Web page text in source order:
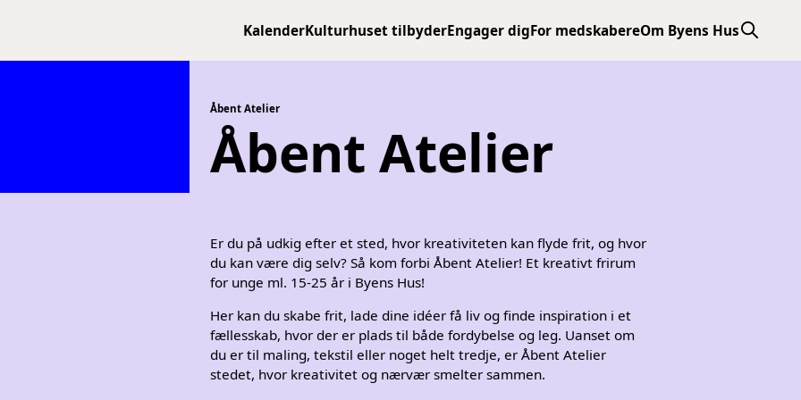
KalenderKulturhuset tilbyderEngager digFor medskabereOm Byens Hus
Åbent Atelier
Åbent Atelier
Er du på udkig efter et sted, hvor kreativiteten kan flyde frit, og hvor
du kan være dig selv? Så kom forbi Åbent Atelier! Et kreativt frirum
for unge ml. 15-25 år i Byens Hus!
Her kan du skabe frit, lade dine idéer få liv og finde inspiration i et
fællesskab, hvor der er plads til både fordybelse og leg. Uanset om
du er til maling, tekstil eller noget helt tredje, er Åbent Atelier
stedet, hvor kreativitet og nærvær smelter sammen.